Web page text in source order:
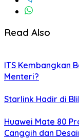
Read Also
ITS Kembangkan
Menteri?
Starlink Hadir di
Huawei Mate 80
Canggih dan